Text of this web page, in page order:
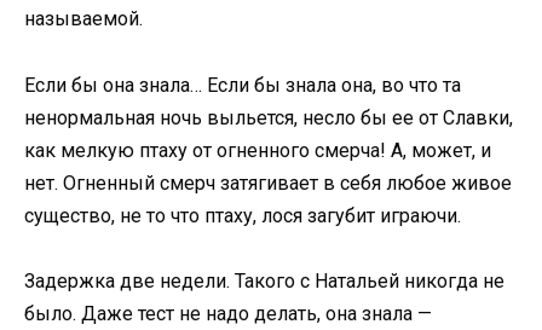
называемой.
Если бы она знала… Если бы знала она, во что та
ненормальная ночь выльется, несло бы ее от Славки,
как мелкую птаху от огненного смерча! А, может, и
нет. Огненный смерч затягивает в себя любое живое
существо, не то что птаху, лося загубит играючи.
Задержка две недели. Такого с Натальей никогда не
было. Даже тест не надо делать, она знала —